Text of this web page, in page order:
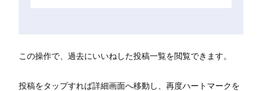
この操作で、過去にいいねした投稿一覧を閲覧できます。
投稿をタップすれば詳細画面へ移動し、再度ハートマークを